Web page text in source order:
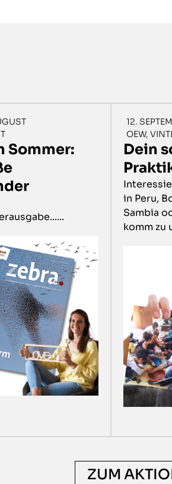
Sommer:
12.
OEW,
Dein
in Peru,
Sambia
komm zu
ZUM